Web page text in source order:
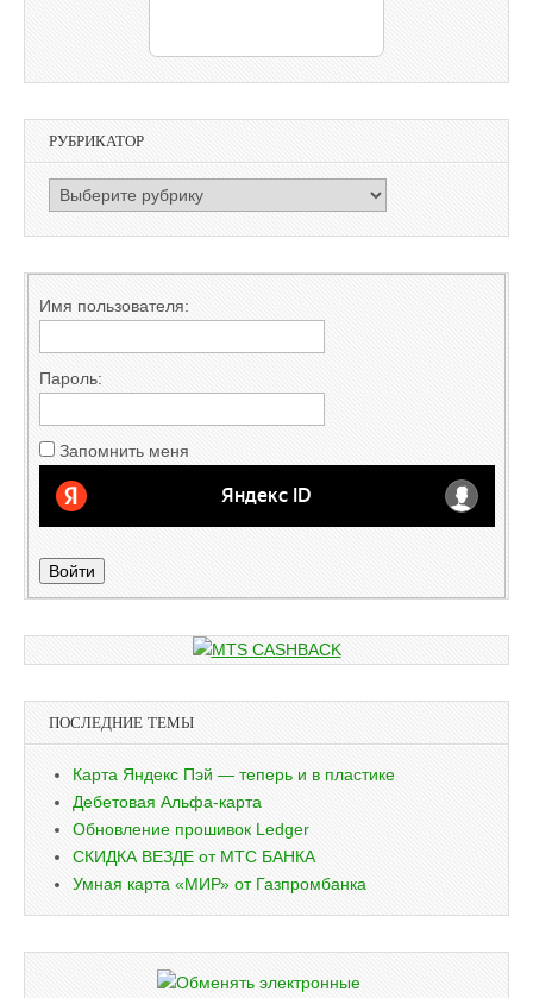
РУБРИКАТОР
РУБРИКАТОР
Имя пользователя:
Пароль:
Запомнить меня
Войти
ПОСЛЕДНИЕ ТЕМЫ
Карта Яндекс Пэй — теперь и в пластике
Дебетовая Альфа-карта
Обновление прошивок Ledger
СКИДКА ВЕЗДЕ от МТС БАНКА
Умная карта «МИР» от Газпромбанка